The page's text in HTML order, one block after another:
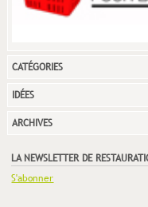
CATÉGORIES
IDÉES
ARCHIVES
LA NEWSLETTER DE
S'abonner